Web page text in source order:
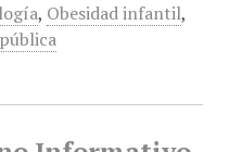
, Obesidad infantil,